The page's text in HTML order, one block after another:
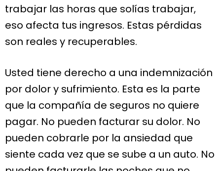
trabajar las horas que solías trabajar,
eso afecta tus ingresos. Estas pérdidas
son reales y recuperables.
Usted tiene derecho a una indemnización
por dolor y sufrimiento. Esta es la parte
que la compañía de seguros no quiere
pagar. No pueden facturar su dolor. No
pueden cobrarle por la ansiedad que
siente cada vez que se sube a un auto. No